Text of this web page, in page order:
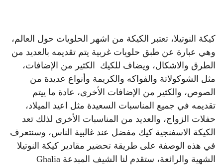
كيكة النوتيلا، تعتبر الكيكة من اشهر الحلويات حول العالم،
وهي عبارة عن طبق حلويات غربية يتم تقديمه بالعديد من
الطرق والاشكال، ويضاف للكيك الكثير من الإضافات،
مثل الشوكولاتة والفواكه والكريمة وأنواع عديدة من
الصوص، والكثير من الإضافات الأخرى، عادة ما ييتم
تقديمه في جميع المناسبات السعيدة مثل اعيد الميلاد،
حفلات الزواج، والعديد من المناسبات الأخرى لذلك تعد
الكيكة الاسفنجية كيك مفضل عند غالبية الناس، وسنتعرف
في هذه الوصفة على طريقة تحضير مقادير كيكة النوتيلا
الشهية والرائعة، ستقدم لنا الشيف المبدعة Ghalia